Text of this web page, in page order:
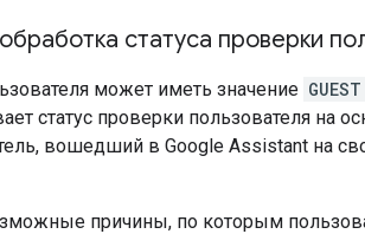
статуса проверки
может иметь значение GUEST
статус проверки пользователя на
вошедший в Google Assistant на
причины, по которым